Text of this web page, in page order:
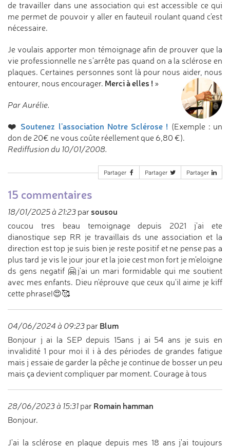
de travailler dans une association qui est accessible ce qui
me permet de pouvoir y aller en fauteuil roulant quand c’est
nécessaire.
Je voulais apporter mon témoignage afin de prouver que la
vie professionnelle ne s’arrête pas quand on a la sclérose en
plaques. Certaines personnes sont là pour nous aider, nous
entourer, nous encourager. Merci à elles ! »
Par Aurélie.
❤️ Soutenez l'association Notre Sclérose ! (Exemple : un
don de 20€ ne vous coûte réellement que 6,80 €).
Rediffusion du 10/01/2008.
Partager Partager Partager
15 commentaires
18/01/2025 à 21:23 par sousou
coucou tres beau temoignage depuis 2021 j'ai ete
dianostique sep RR je travaillais ds une association et la
direction est top je suis bien je reste positif et ne pense pas a
plus tard je vis le jour jour et la joie cest mon fort je m'eloigne
ds gens negatif 🤗j'ai un mari formidable qui me soutient
avec mes enfants. Dieu n'éprouve que ceux qu'il aime je kiff
cette phrase!😍🥰
04/06/2024 à 09:23 par Blum
Bonjour j ai la SEP depuis 15ans j ai 54 ans je suis en
invalidité 1 pour moi il i à des périodes de grandes fatigue
mais j essaie de garder la pêche je continue de bosser un peu
mais ça devient compliquer par moment. Courage à tous
28/06/2023 à 15:31 par Romain hamman
Bonjour.
J'ai la sclérose en plaque depuis mes 18 ans j'ai toujours